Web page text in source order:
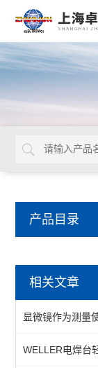
产品目录
LUXO放大台灯
数显温湿度计
红外线温度计
相关文章
显微镜作为测量
WELLER电焊台